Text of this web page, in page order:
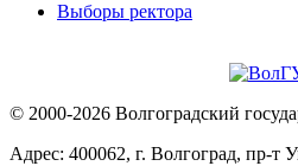
Выборы ректора
© 2000-2026 Волгоградский
Адрес: 400062, г. Волгоград, пр-т